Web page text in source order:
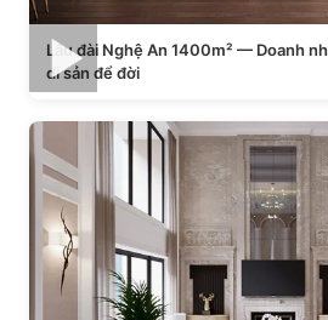
Lâu đài Nghệ An 1400m² — Doanh
di sản để đời